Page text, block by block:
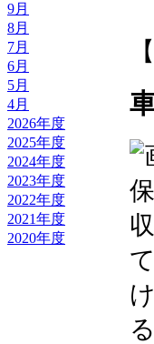
9月
8月
7月
6月
5月
4月
2026年度
2025年度
2024年度
2023年度
2022年度
2021年度
2020年度